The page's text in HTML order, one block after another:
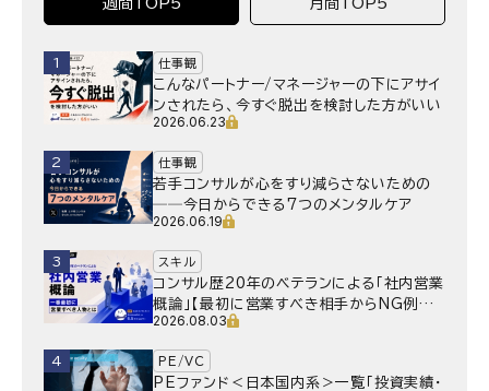
週間TOP5 月間TOP5
1 仕事観
こんなパートナー/マネージャーの下にアサイ
ンされたら、今すぐ脱出を検討した方がいい
2026.06.23
2 仕事観
若手コンサルが心をすり減らさないための
──今日からできる7つのメンタルケア
2026.06.19
3 スキル
コンサル歴20年のベテランによる「社内営業
概論」【最初に営業すべき相手からNG例ま
で】
2026.08.03
4 PE/VC
PEファンド＜日本国内系＞一覧「投資実績・